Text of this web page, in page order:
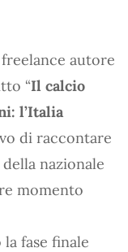
autore
“Il calcio
l’Italia
di raccontare
nazionale
momento
fase finale